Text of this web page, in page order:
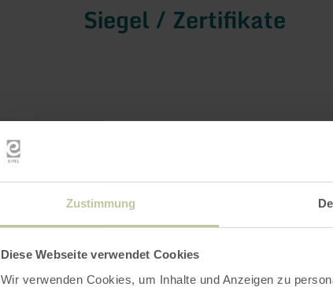
Zustimmung
Diese Webseite verwendet Cookies
Wir verwenden Cookies, um Inhalte und Anzeigen zu
Siegel / Zertifikate